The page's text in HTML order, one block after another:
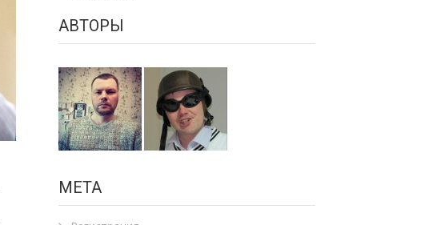
АВТОРЫ
МЕТА